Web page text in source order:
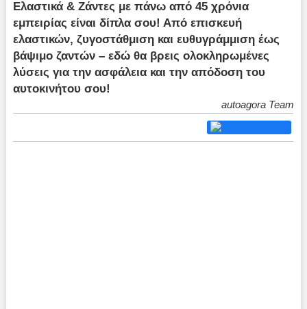
Ελαστικά & Ζάντες με πάνω από 45 χρόνια
εμπειρίας είναι δίπλα σου! Από επισκευή
ελαστικών, ζυγοστάθμιση και ευθυγράμμιση έως
βάψιμο ζαντών – εδώ θα βρεις ολοκληρωμένες
λύσεις για την ασφάλεια και την απόδοση του
αυτοκινήτου σου!
autoagora Team